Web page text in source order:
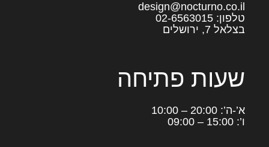
שעות פתיחה
א’-ה’: 20:00 – 10:00
ו’: 15:00 – 09:00
design@nocturno.co.il
טלפון: 02-6563015
בצלאל 7, ירושלים